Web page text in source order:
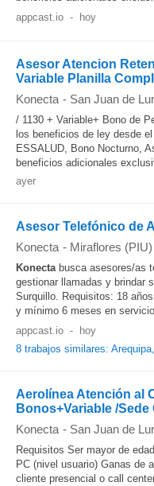
appcast.io - hoy
Asesor Atencion
Variable Planilla
Konecta - San Juan de
/ 1130 + Variable+ Bono de
los beneficios de ley desde
ESSALUD, Bono Nocturno,
beneficios adicionales
ayer
Asesor Telefónico de
Konecta - Miraflores (PIU)
Konectabusca asesores/as
gestionar llamadas y brindar
Surquillo. Requisitos: 18
y mínimo 6 meses en
appcast.io -
hoy
8 trabajos similares:
Aerolínea Atención al
Bonos+Variable /
Konecta - San Juan de
Requisitos Ser mayor de
PC (nivel usuario) Ganas de
cliente presencial o call